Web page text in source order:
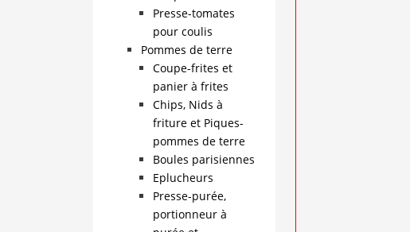
Presse-tomates
pour coulis
Pommes de terre
Coupe-frites et
panier à frites
Chips, Nids à
friture et Piques-
pommes de terre
Boules parisiennes
Eplucheurs
Presse-purée,
portionneur à